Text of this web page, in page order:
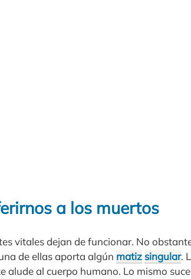
a los muertos
vitales dejan de funcionar. No
de ellas aporta algún matiz singular.
alude al cuerpo humano. Lo mismo